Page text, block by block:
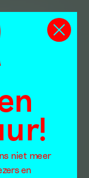
niet meer
en